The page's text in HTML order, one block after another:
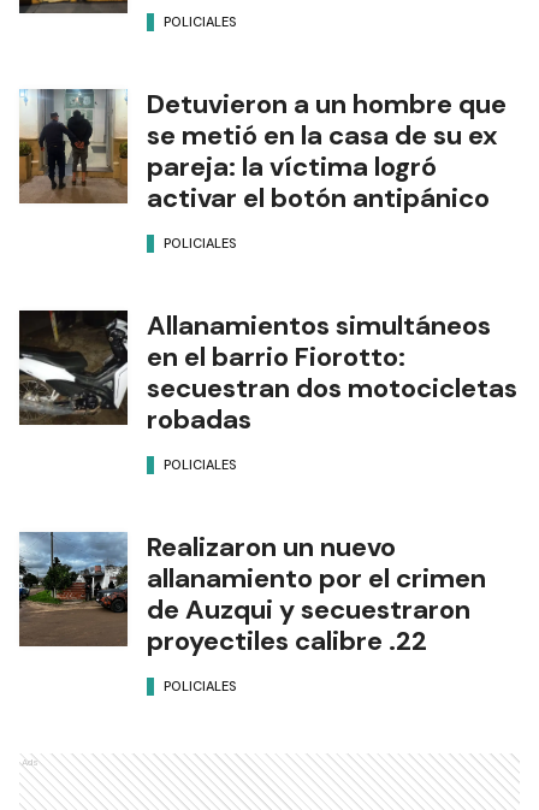
POLICIALES
Detuvieron a un hombre que
se metió en la casa de su ex
pareja: la víctima logró
activar el botón antipánico
POLICIALES
Allanamientos simultáneos
en el barrio Fiorotto:
secuestran dos motocicletas
robadas
POLICIALES
Realizaron un nuevo
allanamiento por el crimen
de Auzqui y secuestraron
proyectiles calibre .22
POLICIALES
Ads